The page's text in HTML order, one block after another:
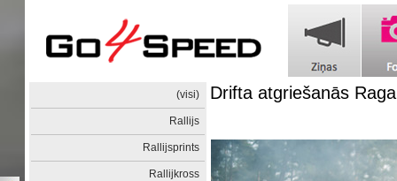
(visi)
Rallijs
Rallijsprints
Rallijkross
Drifta atgriešanās